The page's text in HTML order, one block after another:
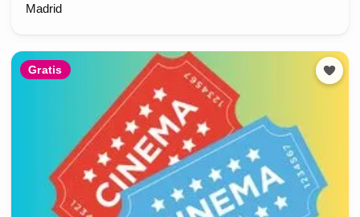
Madrid
Gratis